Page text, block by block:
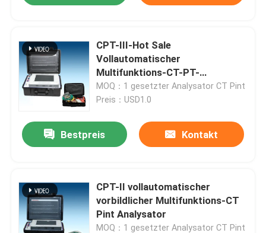
Videos
Werksbesichtigung
Qualitätskontrolle
Kontakt mit uns
CPT-III-Hot Sale
Vollautomatischer
Multifunktions-CT-PT-
Analysator
MOQ：1 gesetzter Analysator CT Pint
Preis：USD1.0
Bestpreis Kontakt
CPT-II vollautomatischer
vorbildlicher Multifunktions-CT
Pint Analysator
MOQ：1 gesetzter Analysator CT Pint